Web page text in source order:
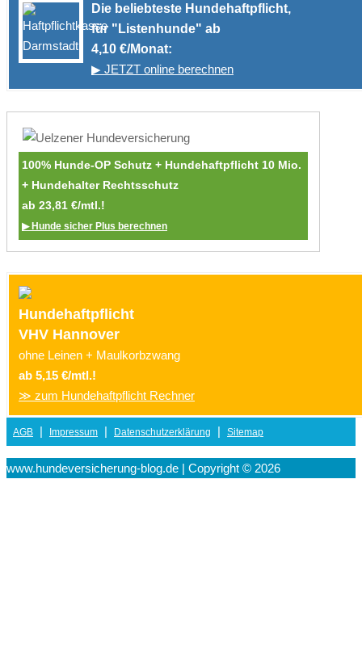
Die beliebteste Hundehaftpflicht,
für "Listenhunde" ab
4,10 €/Monat:
▶ JETZT online berechnen
100% Hunde-OP Schutz + Hundehaftpflicht 10 Mio.
+ Hundehalter Rechtsschutz
ab 23,81 €/mtl.!
▶ Hunde sicher Plus berechnen
Hundehaftpflicht
VHV Hannover
ohne Leinen + Maulkorbzwang
ab 5,15 €/mtl.!
≫ zum Hundehaftpflicht Rechner
AGB | Impressum | Datenschutzerklärung | Sitemap
www.hundeversicherung-blog.de | Copyright © 2026